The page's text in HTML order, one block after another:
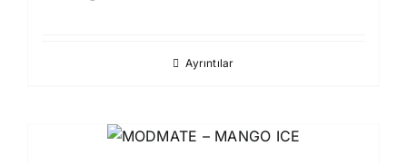
Ayrıntılar